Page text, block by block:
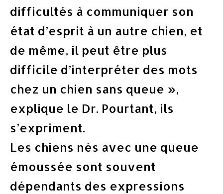
difficultés à communiquer son
état d’esprit à un autre chien, et
de même, il peut être plus
difficile d’interpréter des mots
chez un chien sans queue »,
explique le Dr. Pourtant, ils
s’expriment.
Les chiens nés avec une queue
émoussée sont souvent
dépendants des expressions